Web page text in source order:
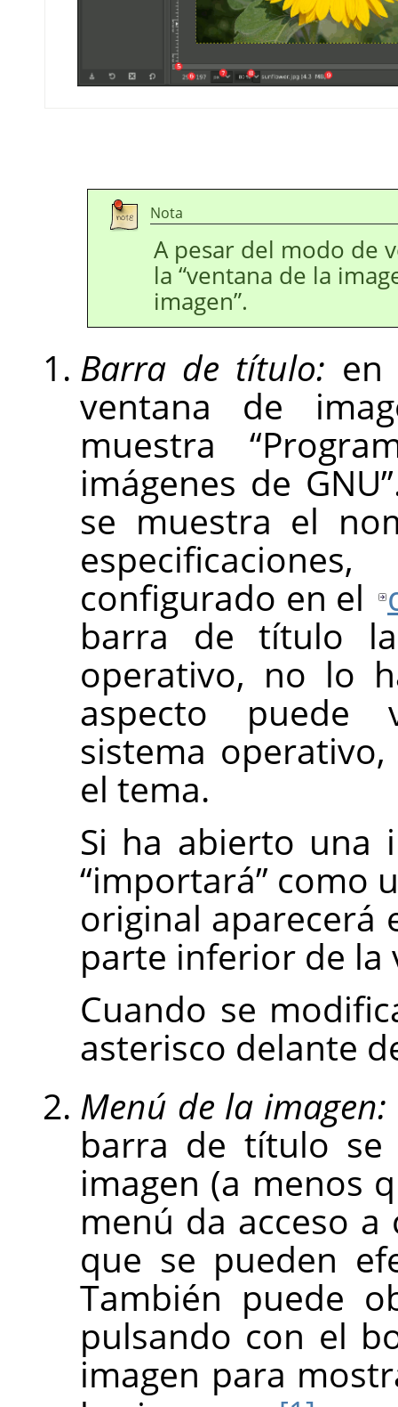
Nota
A pesar del modo de
la “ventana de la
imagen”.
Barra de título:
ventana de
muestra “
imágenes de GNU”
se muestra el
configurado en el
barra de título
operativo, no lo
aspecto puede
sistema
el tema.
Si ha abierto una
“importará” como
original aparecerá
parte inferior de la
Cuando se
asterisco delante
Menú de la imagen:
barra de título
imagen (a menos
menú da acceso
que se pueden
También puede
pulsando con el
imagen para